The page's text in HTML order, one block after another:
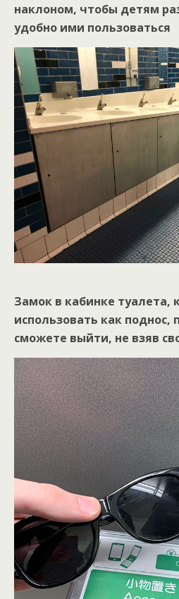
наклоном, чтобы детям
удобно ими пользоваться
Замок в кабинке
использовать как поднос,
сможете выйти, не взяв